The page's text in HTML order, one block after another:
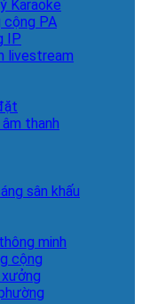
Karaoke
cộng PA
IP
livestream
thanh
sân khấu
minh
cộng
xưởng